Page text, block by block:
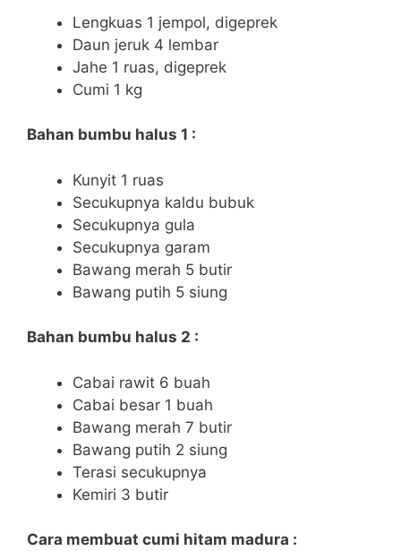
Lengkuas 1 jempol, digeprek
Daun jeruk 4 lembar
Jahe 1 ruas, digeprek
Cumi 1 kg
Bahan bumbu halus 1 :
Kunyit 1 ruas
Secukupnya kaldu bubuk
Secukupnya gula
Secukupnya garam
Bawang merah 5 butir
Bawang putih 5 siung
Bahan bumbu halus 2 :
Cabai rawit 6 buah
Cabai besar 1 buah
Bawang merah 7 butir
Bawang putih 2 siung
Terasi secukupnya
Kemiri 3 butir
Cara membuat cumi hitam madura :